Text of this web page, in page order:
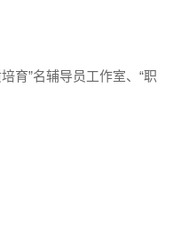
育”名辅导员工作室、“职